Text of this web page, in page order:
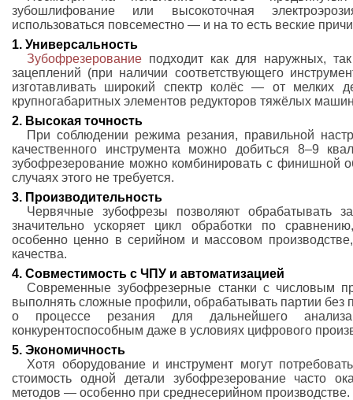
зубошлифование или высокоточная
использоваться повсеместно — и на то есть веские
1. Универсальность
Зубофрезерование подходит как для наружных,
зацеплений (при наличии соответствующего
изготавливать широкий спектр колёс — от мелких
крупногабаритных элементов редукторов тяжёлых
2. Высокая точность
При соблюдении режима резания, правильной
качественного инструмента можно добиться 8–9
зубофрезерование можно комбинировать с финишной
случаях этого не требуется.
3. Производительность
Червячные зубофрезы позволяют обрабатывать
значительно ускоряет цикл обработки по
особенно ценно в серийном и массовом
качества.
4. Совместимость с ЧПУ и автоматизацией
Современные зубофрезерные станки с числовым
выполнять сложные профили, обрабатывать партии без
о процессе резания для дальнейшего
конкурентоспособным даже в условиях цифрового
5. Экономичность
Хотя оборудование и инструмент могут
стоимость одной детали зубофрезерование часто
методов — особенно при среднесерийном производстве.